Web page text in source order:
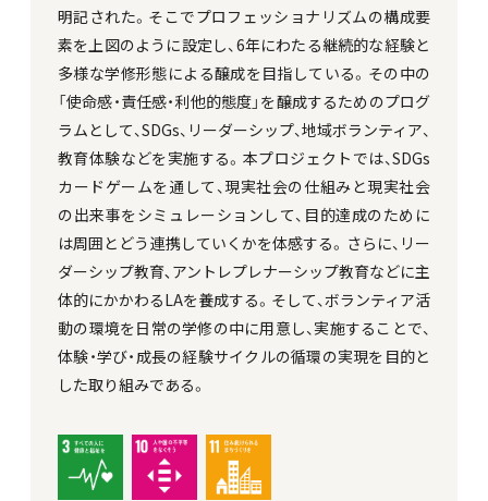
明記された。そこでプロフェッショナリズムの構成要
素を上図のように設定し、6年にわたる継続的な経験と
多様な学修形態による醸成を目指している。その中の
「使命感・責任感・利他的態度」を醸成するためのプログ
ラムとして、SDGs、リーダーシップ、地域ボランティア、
教育体験などを実施する。本プロジェクトでは、SDGs
カードゲームを通して、現実社会の仕組みと現実社会
の出来事をシミュレーションして、目的達成のために
は周囲とどう連携していくかを体感する。さらに、リー
ダーシップ教育､アントレプレナーシップ教育などに主
体的にかかわるLAを養成する。そして、ボランティア活
動の環境を日常の学修の中に用意し、実施することで、
体験・学び・成長の経験サイクルの循環の実現を目的と
した取り組みである。